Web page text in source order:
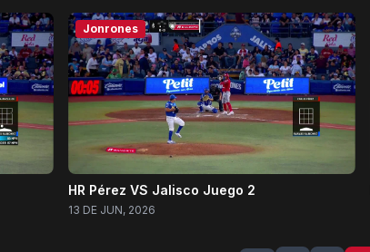
Jonrones
HR Pérez VS Jalisco Juego 2
13 DE JUN, 2026